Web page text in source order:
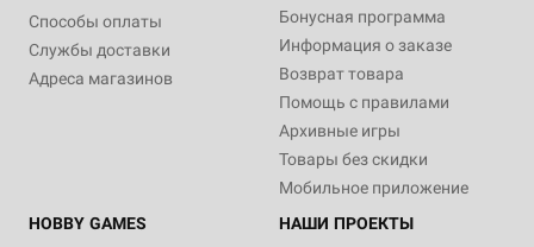
Способы оплаты
Службы доставки
Адреса магазинов
Бонусная программа
Информация о заказе
Возврат товара
Помощь с правилами
Архивные игры
Товары без скидки
Мобильное приложение
HOBBY GAMES
НАШИ ПРОЕКТЫ